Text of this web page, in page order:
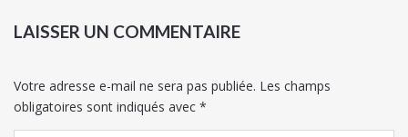
LAISSER UN COMMENTAIRE
Votre adresse e-mail ne sera pas publiée. Les champs
obligatoires sont indiqués avec *